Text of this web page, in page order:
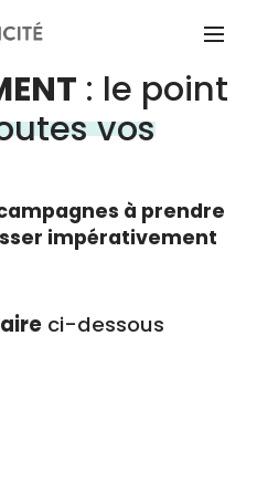
: le point
vos
à prendre
impérativement
ci-dessous